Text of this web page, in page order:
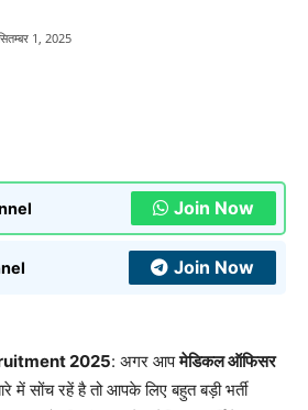
1, 2025
Join Now
Join Now
2025: अगर आपमेडिकल ऑफिसर
सोंच रहें है तो आपके लिए बहुत बड़ी भर्ती